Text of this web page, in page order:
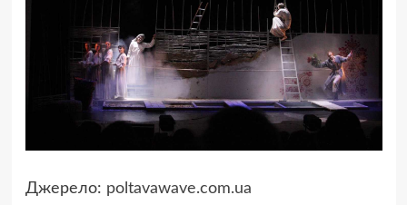
Джерело: poltavawave.com.ua